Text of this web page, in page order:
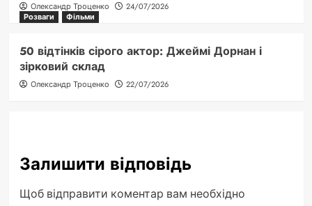
Олександр Троценко
24/07/2026
Розваги
Фільми
50 відтінків сірого актор: Джеймі Дорнан і
зірковий склад
Олександр Троценко 22/07/2026
Залишити відповідь
Щоб відправити коментар вам необхідно